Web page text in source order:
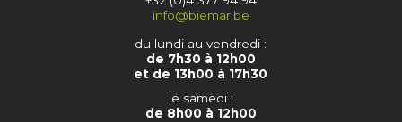
info@biemar.be
du lundi au vendredi :
de 7h30 à 12h00
et de 13h00 à 17h30
le samedi :
de 8h00 à 12h00